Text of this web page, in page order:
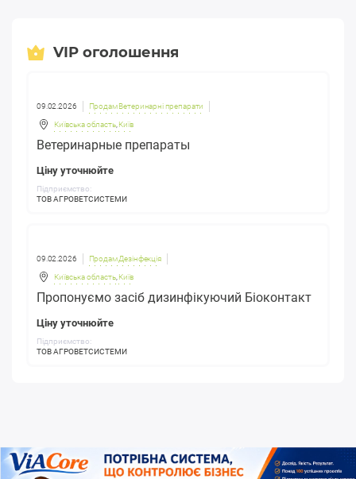
VIP оголошення
09.02.2026 Продам Ветеринарні препарати
Київська область, Київ
Ветеринарные препараты
Ціну уточнюйте
Підприємство:
ТОВ АГРОВЕТСИСТЕМИ
09.02.2026 Продам Дезінфекція
Київська область, Київ
Пропонуємо засіб дизинфікуючий Біоконтакт
Ціну уточнюйте
Підприємство:
ТОВ АГРОВЕТСИСТЕМИ